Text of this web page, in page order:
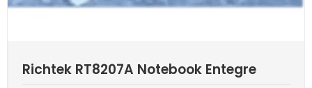
Richtek RT8207A Notebook Entegre